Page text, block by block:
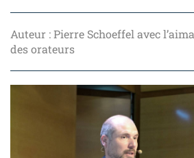
Auteur : Pierre Schoeffel avec
des orateurs